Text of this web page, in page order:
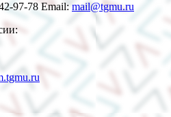
97-78 Email:mail@tgmu.ru